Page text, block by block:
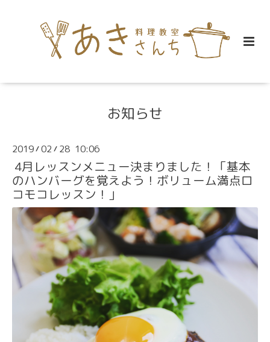
お知らせ
2019/02 / 28 10:06
4月レッスンメニュー決まりました！「基本
のハンバーグを覚えよう！ボリューム満点ロ
コモコレッスン！」